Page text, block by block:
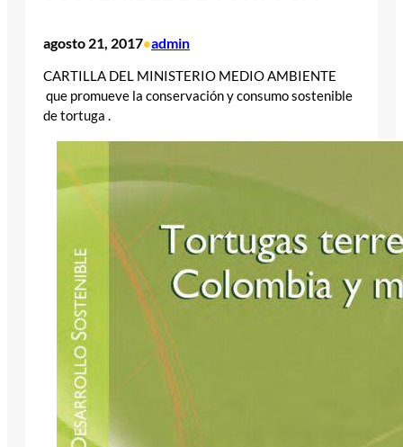
agosto 21, 2017•admin
CARTILLA DEL MINISTERIO MEDIO AMBIENTE
que promueve la conservación y consumo sostenible
de tortuga .